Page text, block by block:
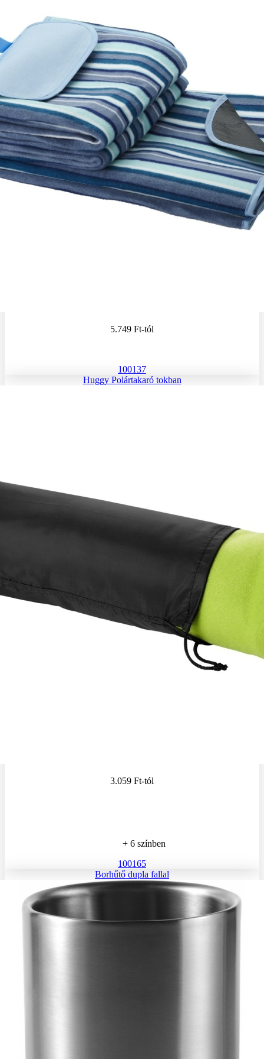
5.749 Ft-tól
100137
Huggy Polártakaró tokban
3.059 Ft-tól
+ 6 színben
100165
Borhűtő dupla fallal